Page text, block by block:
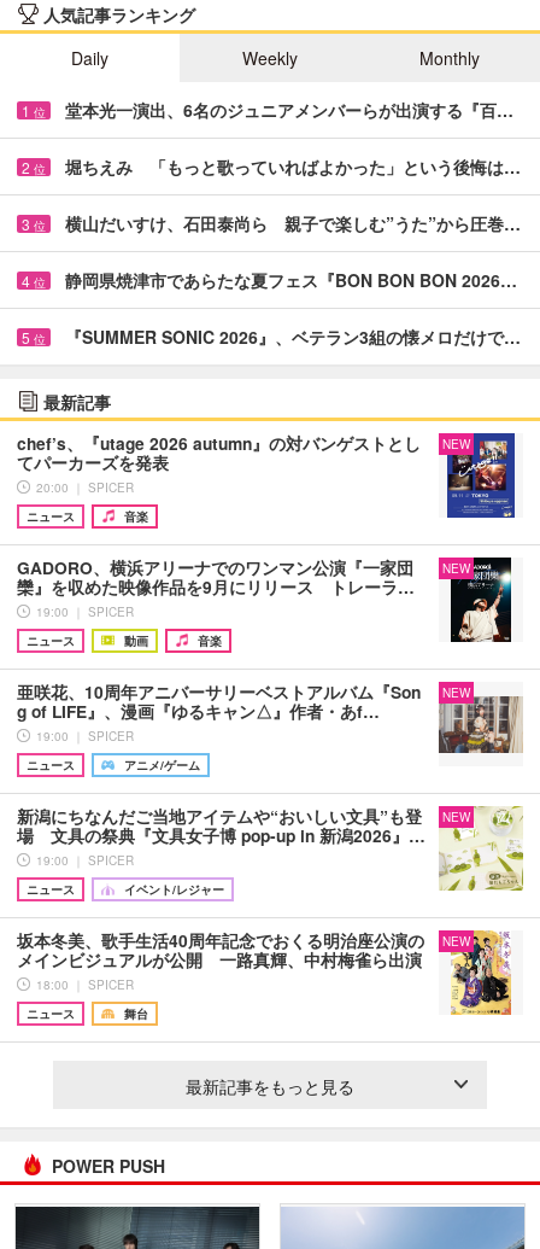
人気記事ランキング
Daily
Weekly Monthly
1 位 堂本光一演出、6名のジュニアメンバーらが出演する『百…
2 位 堀ちえみ 「もっと歌っていればよかった」という後悔は…
3 位 横山だいすけ、石田泰尚ら 親子で楽しむ”うた”から圧巻…
4 位 静岡県焼津市であらたな夏フェス『BON BON BON 2026…
5 位 『SUMMER SONIC 2026』、ベテラン3組の懐メロだけで…
最新記事
chef’s、『utage 2026 autumn』の対バンゲストとし
てパーカーズを発表
20:00 ｜ SPICER
ニュース
音楽
NEW
GADORO、横浜アリーナでのワンマン公演『一家団
欒』を収めた映像作品を9月にリリース トレーラ…
19:00 ｜ SPICER
ニュース
動画 音楽
NEW
亜咲花、10周年アニバーサリーベストアルバム『Son
g of LIFE』、漫画『ゆるキャン△』作者・あf…
19:00 ｜ SPICER
ニュース
アニメ/ゲーム
NEW
新潟にちなんだご当地アイテムや“おいしい文具”も登
場 文具の祭典『文具女子博 pop-up in 新潟2026』…
19:00 ｜ SPICER
ニュース
イベント/レジャー
NEW
坂本冬美、歌手生活40周年記念でおくる明治座公演の
メインビジュアルが公開 一路真輝、中村梅雀ら出演
18:00 ｜ SPICER
ニュース
舞台
NEW
最新記事をもっと見る
POWER PUSH